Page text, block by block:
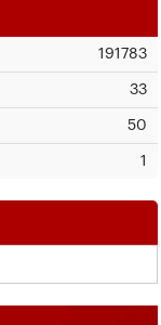
191783
33
50
1